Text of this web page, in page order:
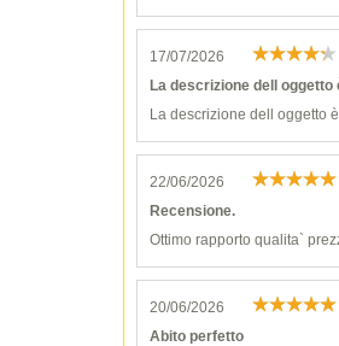
17/07/2026
La descrizione dell
La descrizione dell oggetto
22/06/2026
Recensione.
Ottimo rapporto qualita`
20/06/2026
Abito perfetto